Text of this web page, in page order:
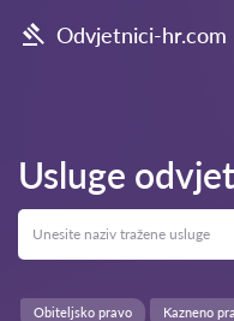
Odvjetnici-hr.com
Usluge
Obiteljsko pravo Kazneno